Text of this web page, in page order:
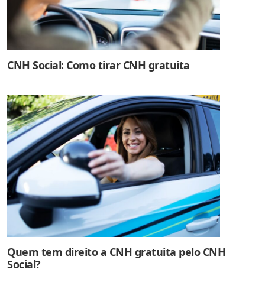
CNH Social: Como tirar CNH gratuita
Quem tem direito a CNH gratuita pelo CNH
Social?